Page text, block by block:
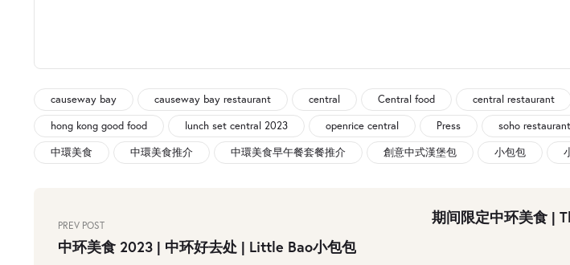
causeway bay causeway bay restaurant central Central food central restaurant
hong kong good food
lunch set central 2023 openrice central Press soho restaurant
中環美食
中環美食推介 中環美食早午餐套餐推介 創意中式漢堡包 小包包
PREV POST
中环美食 2023 | 中环好去处 | Little Bao小包包
期间限定中环美食 |